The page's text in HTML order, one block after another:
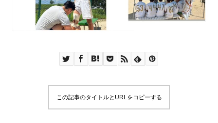
この記事のタイトルとURLをコピーする